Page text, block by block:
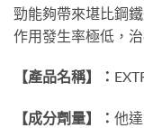
勁能夠帶來堪比鋼
作用發生率極低，
【產品名稱】：
【成分劑量】： 他